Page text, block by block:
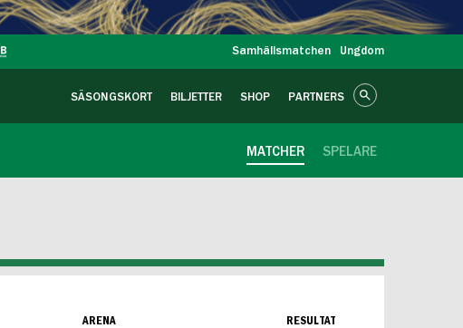
Samhällsmatchen Ungdom
SÄSONGSKORT BILJETTER SHOP PARTNERS
SPELARE
MATCHER
ARENA RESULTAT